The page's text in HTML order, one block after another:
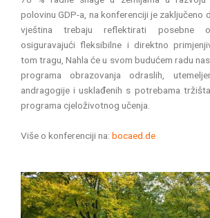
polovinu GDP-a, na konferenciji je zaključeno
vještina trebaju reflektirati posebne
osiguravajući fleksibilne i direktno
tom tragu, Nahla će u svom budućem radu
programa obrazovanja odraslih,
andragogije i usklađenih s potrebama
programa cjeloživotnog učenja.
Više o konferenciji na: bocaed.de